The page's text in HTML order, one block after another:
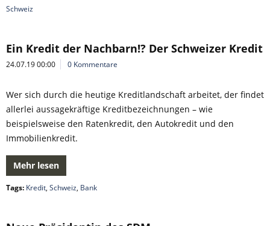
Schweiz
Ein Kredit der Nachbarn!? Der Schweizer Kredit
24.07.19 00:00 0 Kommentare
Wer sich durch die heutige Kreditlandschaft arbeitet, der findet
allerlei aussagekräftige Kreditbezeichnungen – wie
beispielsweise den Ratenkredit, den Autokredit und den
Immobilienkredit.
Mehr lesen
Tags: Kredit, Schweiz, Bank